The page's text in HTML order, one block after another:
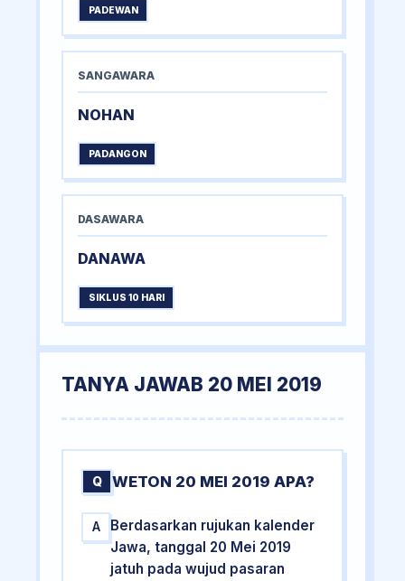
PADEWAN
SANGAWARA
NOHAN
PADANGON
DASAWARA
DANAWA
SIKLUS 10 HARI
TANYA JAWAB 20 MEI 2019
Q WETON 20 MEI 2019 APA?
A
Berdasarkan rujukan kalender
Jawa, tanggal 20 Mei 2019
jatuh pada wujud pasaran